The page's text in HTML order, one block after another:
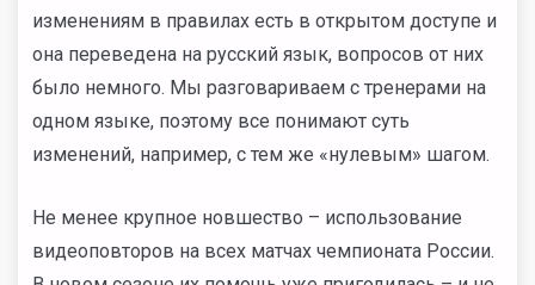
изменениям в правилах есть в открытом доступе и
она переведена на русский язык, вопросов от них
было немного. Мы разговариваем с тренерами на
одном языке, поэтому все понимают суть
изменений, например, с тем же «нулевым» шагом.
Не менее крупное новшество – использование
видеоповторов на всех матчах чемпионата России.